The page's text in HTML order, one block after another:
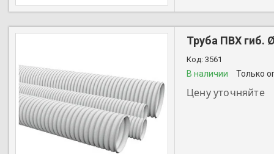
Труба ПВХ гиб.
3561
В наличии Только
Цену уточняйте